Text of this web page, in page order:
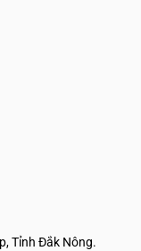
Tỉnh Đắk Nông.